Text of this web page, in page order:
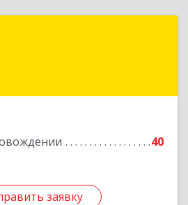
40
заявку
Дону г, Буденновский пр-кт,
заявку